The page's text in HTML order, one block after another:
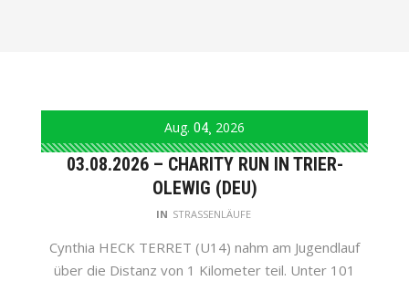
Aug. 04 2026
03.08.2026 – CHARITY RUN IN TRIER-
OLEWIG (DEU)
IN STRASSENLÄUFE
Cynthia HECK TERRET (U14) nahm am Jugendlauf
über die Distanz von 1 Kilometer teil. Unter 101